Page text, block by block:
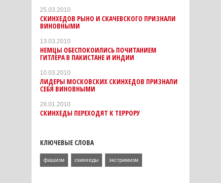
25.03.2010
СКИНХЕДОВ РЫНО И СКАЧЕВСКОГО ПРИЗНАЛИ
ВИНОВНЫМИ
13.03.2010
НЕМЦЫ ОБЕСПОКОИЛИСЬ ПОЧИТАНИЕМ
ГИТЛЕРА В ПАКИСТАНЕ И ИНДИИ
10.03.2010
ЛИДЕРЫ МОСКОВСКИХ СКИНХЕДОВ ПРИЗНАЛИ
СЕБЯ ВИНОВНЫМИ
28.01.2010
СКИНХЕДЫ ПЕРЕХОДЯТ К ТЕРРОРУ
КЛЮЧЕВЫЕ СЛОВА
фашизм скинхеды экстримизм